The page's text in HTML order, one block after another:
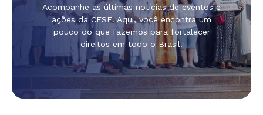
Acompanhe as últimas notícias de eventos e
ações da CESE. Aqui, você encontra um
pouco do que fazemos para fortalecer
direitos em todo o Brasil.